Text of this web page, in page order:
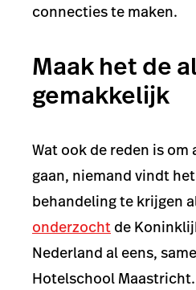
connecties te maken.
Maak het de
gemakkelijk
Wat ook de reden is
gaan, niemand vindt
behandeling te krijgen
onderzocht de
Nederland al eens,
Hotelschool